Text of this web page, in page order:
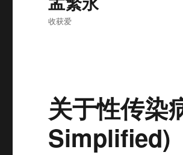
收获爱
关于性传染
Simplified)